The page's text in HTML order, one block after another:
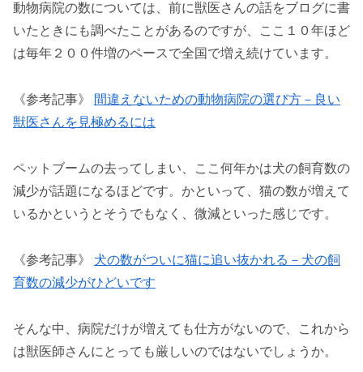
動物病院の数については、前に獣医さんの話をブログに書
いたときにも調べたことがあるのですが、ここ１０年ほど
は毎年２００件増のペースで全国で増え続けています。
《参考記事》
間違えないための動物病院の選び方－良い
獣医さんを見極めるには
ペットブームの去ってしまい、ここ何年かは犬の飼育数の
減少が話題になるほどです。かといって、猫の数が増えて
いるかというとそうでもなく、微減といった感じです。
《参考記事》 犬の数がついに猫に追い抜かれる－犬の飼
育数の減少がひどいです
そんな中、病院だけが増えても仕方がないので、これから
は獣医師さんにとっても厳しいのではないでしょうか。